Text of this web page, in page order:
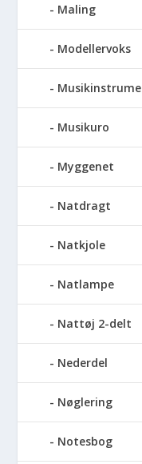
Maling
Modellervoks
Musikuro
Myggenet
Natdragt
Natkjole
Natlampe
Nattøj 2-delt
Nederdel
Nøglering
Notesbog